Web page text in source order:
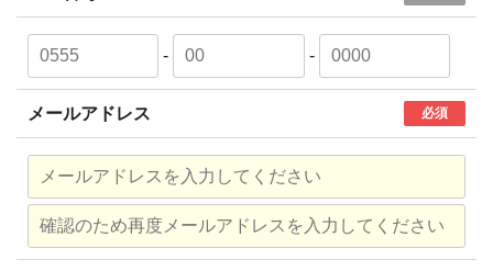
- -
メールアドレス 必須